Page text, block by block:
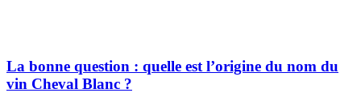
La bonne question : quelle est l’origine du nom du
vin Cheval Blanc ?